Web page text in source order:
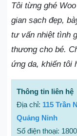
Tôi từng ghé
gian sạch đẹp,
tư vấn nhiệt tình
thương cho bé.
ứng da, khiến tôi
Thông tin liên hệ
Địa chỉ: 115 Trần
Quảng Ninh
Số điện thoại: